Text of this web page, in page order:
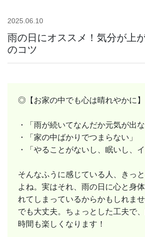
2025.06.10
雨の日にオススメ！気分が上
のコツ
◎【お家の中でも心は晴れやかに】
・「雨が続いてなんだか元気が出な
・「家の中ばかりでつまらない」
・「やることがないし、眠いし、
そんなふうに感じている人、きっ
よね。実はそれ、雨の日に心と身
れてしまっているからかもしれませ
でも大丈夫。ちょっとした工夫で
時間も楽しくなります！